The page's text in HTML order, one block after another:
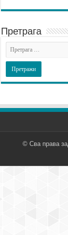
Претрага
© Сва права